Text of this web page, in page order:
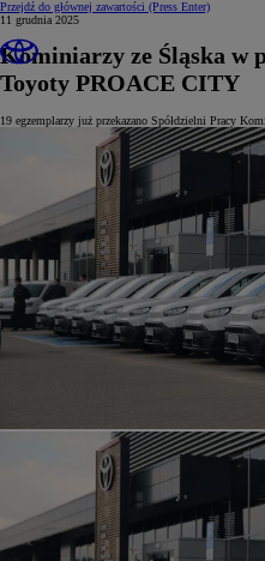
Przejdź do głównej zawartości (Press Enter)
11 grudnia 2025
Kominiarzy ze Śląska w
Toyoty PROACE CITY
19 egzemplarzy już przekazano Spółdzielni Pracy